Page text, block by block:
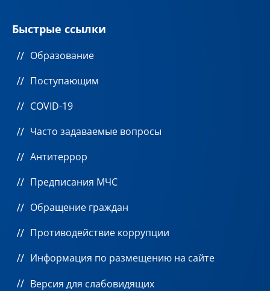
Быстрые ссылки
Образование
Поступающим
COVID-19
Часто задаваемые вопросы
Антитеррор
Предписания МЧС
Обращение граждан
Противодействие коррупции
Информация по размещению на сайте
Версия для слабовидящих